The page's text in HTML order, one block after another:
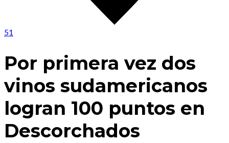
51
Por primera vez dos
vinos sudamericanos
logran 100 puntos en
Descorchados